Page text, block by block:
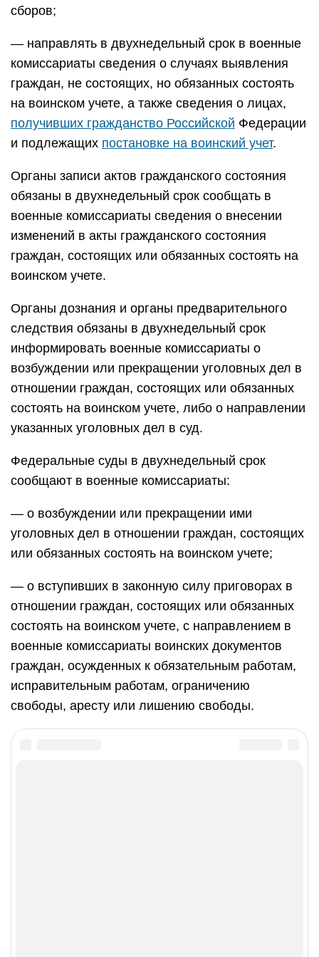
сборов;
— направлять в двухнедельный срок в военные
комиссариаты сведения о случаях выявления
граждан, не состоящих, но обязанных состоять
на воинском учете, а также сведения о лицах,
получивших гражданство Российской Федерации
и подлежащих постановке на воинский учет.
Органы записи актов гражданского состояния
обязаны в двухнедельный срок сообщать в
военные комиссариаты сведения о внесении
изменений в акты гражданского состояния
граждан, состоящих или обязанных состоять на
воинском учете.
Органы дознания и органы предварительного
следствия обязаны в двухнедельный срок
информировать военные комиссариаты о
возбуждении или прекращении уголовных дел в
отношении граждан, состоящих или обязанных
состоять на воинском учете, либо о направлении
указанных уголовных дел в суд.
Федеральные суды в двухнедельный срок
сообщают в военные комиссариаты:
— о возбуждении или прекращении ими
уголовных дел в отношении граждан, состоящих
или обязанных состоять на воинском учете;
— о вступивших в законную силу приговорах в
отношении граждан, состоящих или обязанных
состоять на воинском учете, с направлением в
военные комиссариаты воинских документов
граждан, осужденных к обязательным работам,
исправительным работам, ограничению
свободы, аресту или лишению свободы.